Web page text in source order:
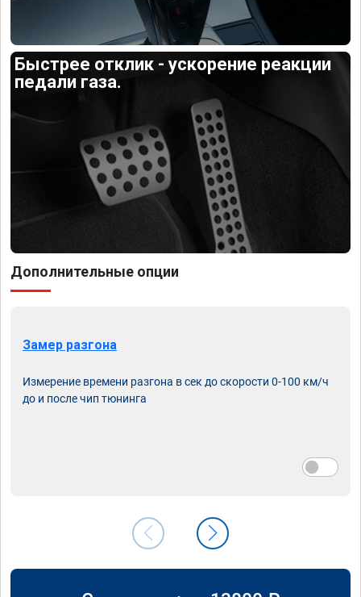
Быстрее отклик - ускорение реакции
педали газа.
Дополнительные опции
Замер разгона
Измерение времени разгона в сек до скорости 0-100 км/ч
до и после чип тюнинга